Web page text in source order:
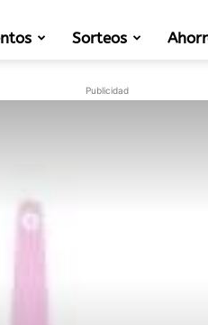
muestras
Sorteos
Publicidad